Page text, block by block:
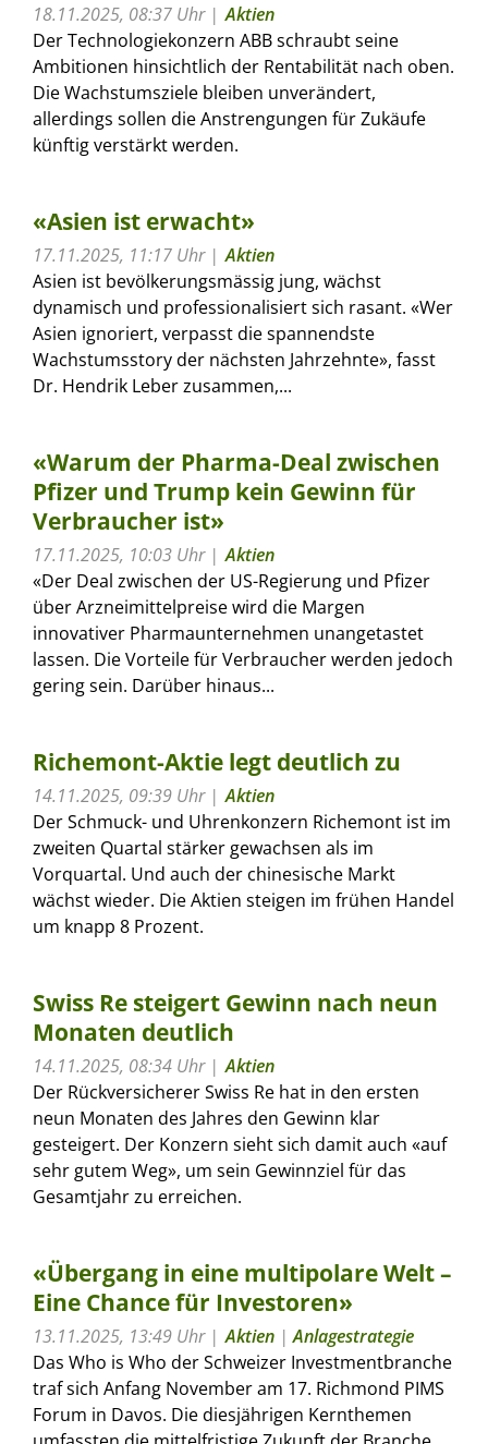
18.11.2025, 08:37 Uhr
Aktien
Der Technologiekonzern ABB schraubt seine
Ambitionen hinsichtlich der Rentabilität nach oben.
Die Wachstumsziele bleiben unverändert,
allerdings sollen die Anstrengungen für Zukäufe
künftig verstärkt werden.
«Asien ist erwacht»
17.11.2025, 11:17 Uhr
Aktien
Asien ist bevölkerungsmässig jung, wächst
dynamisch und professionalisiert sich rasant. «Wer
Asien ignoriert, verpasst die spannendste
Wachstumsstory der nächsten Jahrzehnte», fasst
Dr. Hendrik Leber zusammen,...
«Warum der Pharma-Deal zwischen
Pfizer und Trump kein Gewinn für
Verbraucher ist»
17.11.2025, 10:03 Uhr
Aktien
«Der Deal zwischen der US-Regierung und Pfizer
über Arzneimittelpreise wird die Margen
innovativer Pharmaunternehmen unangetastet
lassen. Die Vorteile für Verbraucher werden jedoch
gering sein. Darüber hinaus...
Richemont-Aktie legt deutlich zu
14.11.2025, 09:39 Uhr
Aktien
Der Schmuck- und Uhrenkonzern Richemont ist im
zweiten Quartal stärker gewachsen als im
Vorquartal. Und auch der chinesische Markt
wächst wieder. Die Aktien steigen im frühen Handel
um knapp 8 Prozent.
Swiss Re steigert Gewinn nach neun
Monaten deutlich
14.11.2025, 08:34 Uhr
Aktien
Der Rückversicherer Swiss Re hat in den ersten
neun Monaten des Jahres den Gewinn klar
gesteigert. Der Konzern sieht sich damit auch «auf
sehr gutem Weg», um sein Gewinnziel für das
Gesamtjahr zu erreichen.
«Übergang in eine multipolare Welt –
Eine Chance für Investoren»
13.11.2025, 13:49 Uhr Aktien |Anlagestrategie
Das Who is Who der Schweizer Investmentbranche
traf sich Anfang November am 17. Richmond PIMS
Forum in Davos. Die diesjährigen Kernthemen